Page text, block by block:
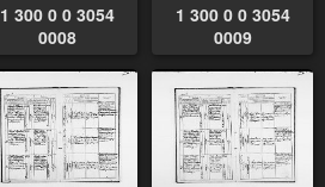
1 300 0 0 3054
0008
1 300 0 0 3054
0009